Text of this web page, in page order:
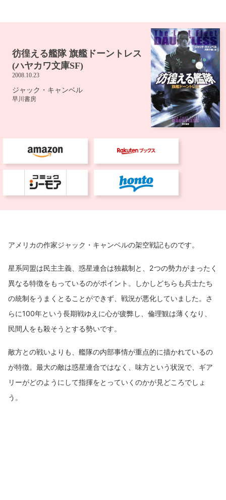
アメリカの作家ジャック・キャンベルの架空戦記ものです。
星系同盟は民主主義、惑星連合は独裁制と、2つの勢力がまったく
異なる特徴をもっているのがポイント。しかしどちらも兵士たち
の統制をうまくとることができず、戦況が悪化していました。さ
らに100年という長期戦ゆえに心が疲弊し、倫理観は薄くなり、
民間人をも殺そうとする勢いです。
敵方との戦いよりも、艦隊の内部事情が重点的に描かれているの
が特徴。最大の敵は惑星連合ではなく、味方という状況で、ギア
リーがどのようにして指揮をとっていくのかが見どころでしょ
う。